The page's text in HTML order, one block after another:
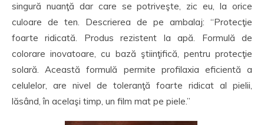
singură nuanţă dar care se potriveşte, zic eu, la orice
culoare de ten. Descrierea de pe ambalaj: “Protecţie
foarte ridicată. Produs rezistent la apă. Formulă de
colorare inovatoare, cu bază ştiinţifică, pentru protecţie
solară. Această formulă permite profilaxia eficientă a
celulelor, are nivel de toleranţă foarte ridicat al pielii,
lăsând, în acelaşi timp, un film mat pe piele.”